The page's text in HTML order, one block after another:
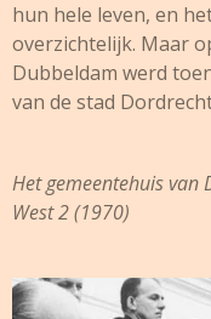
hun hele leven, en
overzichtelijk. Maar
Dubbeldam werd
van de stad
Het gemeentehuis van
West 2 (1970)